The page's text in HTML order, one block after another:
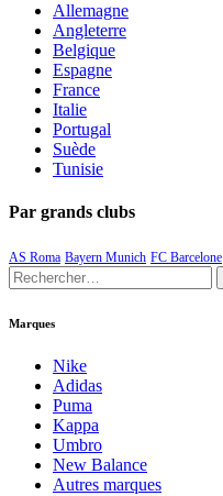
Allemagne
Angleterre
Belgique
Espagne
France
Italie
Portugal
Suède
Tunisie
Par grands clubs
AS Roma Bayern Munich FC Barcelone
Rechercher :
Marques
Nike
Adidas
Puma
Kappa
Umbro
New Balance
Autres marques